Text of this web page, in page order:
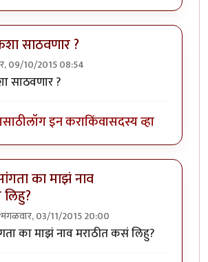
साठवणार ?
09/10/2015 08:54
साठवणार ?
लॉग इन कराकिंवासदस्य व्हा
का माझं नाव
मंगळवार, 03/11/2015 20:00
का माझं नाव मराठीत कसं लिहु?